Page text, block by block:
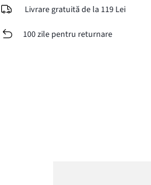
Livrare gratuită de la 119 Lei
100 zile pentru returnare